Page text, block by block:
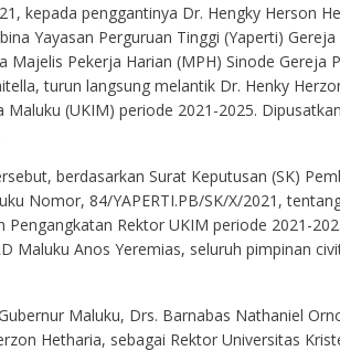
kepada penggantinya Dr. Hengky Herson
Yayasan Perguruan Tinggi (Yaperti)
Majelis Pekerja Harian (MPH) Sinode Gereja
turun langsung melantik Dr. Henky
(UKIM) periode 2021-2025.
berdasarkan Surat Keputusan (SK)
Nomor, 84/YAPERTI.PB/SK/X/2021,
Pengangkatan Rektor UKIM periode 2021-
Maluku Anos Yeremias, seluruh pimpinan
Maluku, Drs. Barnabas Nathaniel
Hetharia, sebagai Rektor Universitas